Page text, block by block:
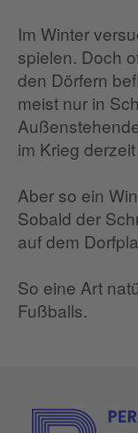
Im Winter
spielen. Doch
den Dörfern
meist nur in
im Krieg
Aber so ein
Sobald der
auf dem
So eine Art
Fußballs.